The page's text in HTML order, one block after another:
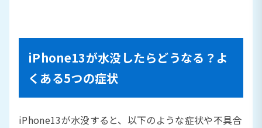
iPhone13が水没したらどうなる？よ
くある5つの症状
iPhone13が水没すると、以下のような症状や不具合